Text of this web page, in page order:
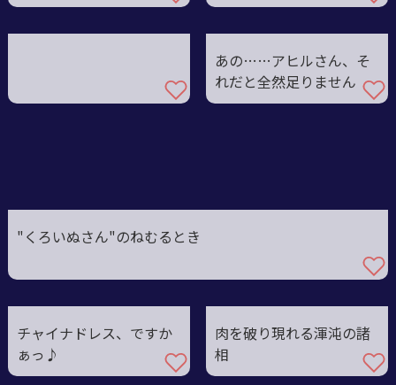
あの……アヒルさん、そ
れだと全然足りません
"くろいぬさん"のねむるとき
チャイナドレス、ですか
ぁっ♪
肉を破り現れる渾沌の諸
相